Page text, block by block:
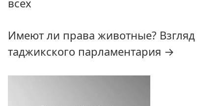
записям
Имеют ли права животные? Взгляд
таджикского парламентария →